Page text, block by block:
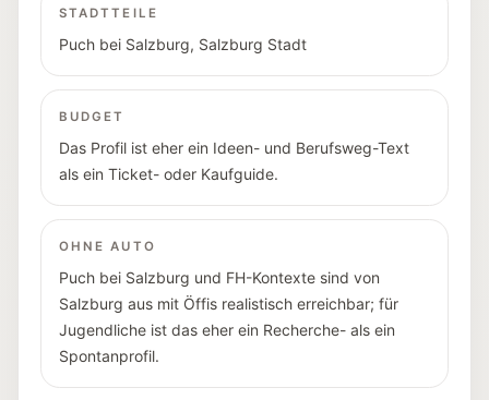
STADTTEILE
Puch bei Salzburg, Salzburg Stadt
BUDGET
Das Profil ist eher ein Ideen- und Berufsweg-Text
als ein Ticket- oder Kaufguide.
OHNE AUTO
Puch bei Salzburg und FH-Kontexte sind von
Salzburg aus mit Öffis realistisch erreichbar; für
Jugendliche ist das eher ein Recherche- als ein
Spontanprofil.